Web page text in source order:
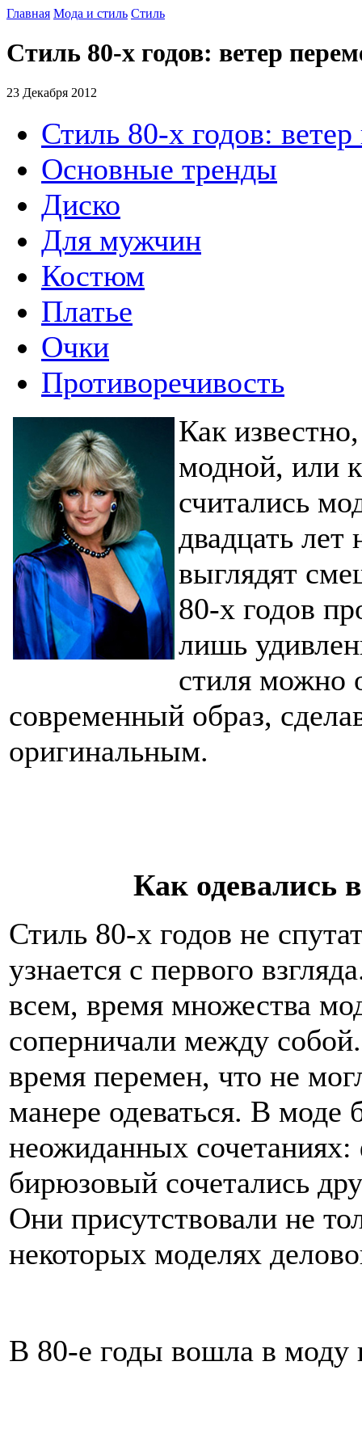
Главная Мода и стиль Стиль
Стиль 80-х годов: ветер
23 Декабря 2012
Стиль 80-х годов:
Основные тренды
Диско
Для мужчин
Костюм
Платье
Очки
Противоречивость
Как
модной, или
считались
двадцать лет
выглядят
80-х годов
лишь
стиля можно
современный образ,
оригинальным.
Как одевались
Стиль 80-х годов не
узнается с первого
всем, время множества
соперничали между
время перемен, что не
манере одеваться. В
неожиданных
бирюзовый сочетались
Они присутствовали не
некоторых моделях
В 80-е годы вошла в моду